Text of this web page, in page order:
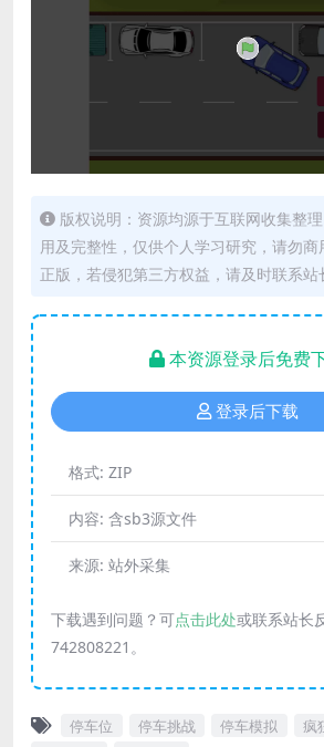
版权说明：资源均源于互联网收集整
用及完整性，仅供个人学习研究，请勿
正版，若侵犯第三方权益，请及时联系站
本资源登录后免费
登录后下载
格式: ZIP
内容: 含sb3源文件
来源: 站外采集
下载遇到问题？可点击此处或联系站长
742808221。
停车位 停车挑战 停车模拟
疯